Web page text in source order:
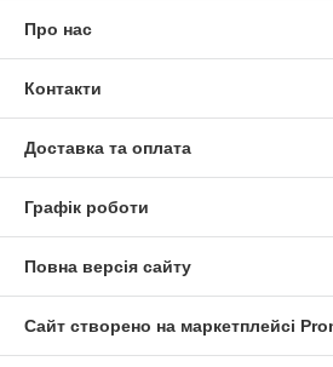
Про нас
Контакти
Доставка та оплата
Графік роботи
Повна версія сайту
Сайт створено на маркетплейсі